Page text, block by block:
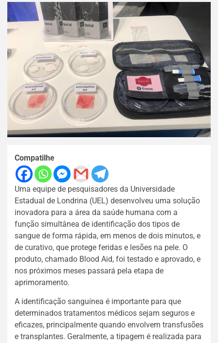
Compatilhe
Uma equipe de pesquisadores da Universidade
Estadual de Londrina (UEL) desenvolveu uma solução
inovadora para a área da saúde humana com a
função simultânea de identificação dos tipos de
sangue de forma rápida, em menos de dois minutos, e
de curativo, que protege feridas e lesões na pele. O
produto, chamado Blood Aid, foi testado e aprovado, e
nos próximos meses passará pela etapa de
aprimoramento.
A identificação sanguínea é importante para que
determinados tratamentos médicos sejam seguros e
eficazes, principalmente quando envolvem transfusões
e transplantes. Geralmente, a tipagem é realizada para